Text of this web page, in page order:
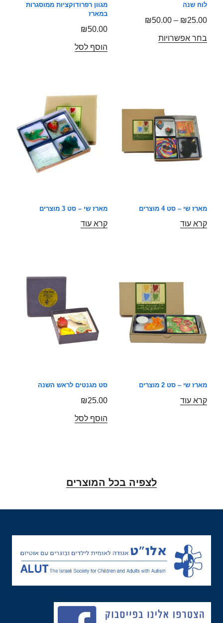
לוח שנה
₪25.00
–
₪50.00
בחר אפשרויות
מגוון רפרודוקציות ממוסגרות
במארז
₪50.00
הוסף לסל
מארז שי – סט 4 מוצרים
קרא עוד
מארז שי – סט 3 מוצרים
קרא עוד
מארז שי – סט 2 מוצרים
קרא עוד
סט מגנטים לראש השנה
₪25.00
הוסף לסל
לצפיה בכל המוצרים